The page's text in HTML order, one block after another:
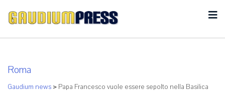
Roma
Gaudium news > Papa Francesco vuole essere sepolto nella Basilica